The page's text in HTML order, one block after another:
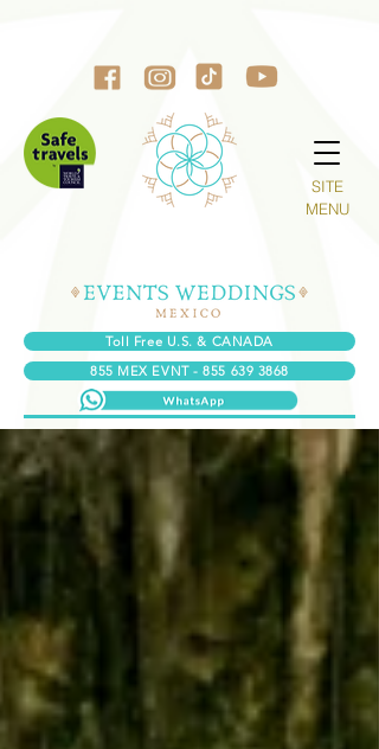
855 MEX EVNT - 855 639 3868
SITE
MENU
Toll Free U.S. & CANADA